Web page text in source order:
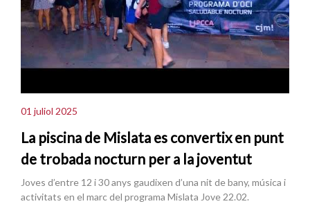
01 juliol 2025
La piscina de Mislata es convertix en punt
de trobada nocturn per a la joventut
Joves d’entre 12 i 30 anys gaudixen d’una nit de bany, música i
activitats en el marc del programa Mislata Jove 22.02.